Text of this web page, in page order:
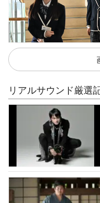
リアルサウンド厳選